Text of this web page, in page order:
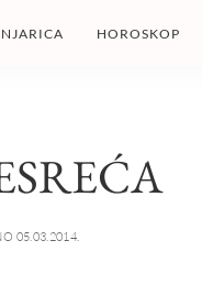
HOROSKOP
05.03.2014.